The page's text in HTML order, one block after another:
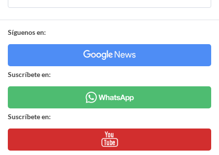
Síguenos en:
Suscríbete en:
Suscríbete en: